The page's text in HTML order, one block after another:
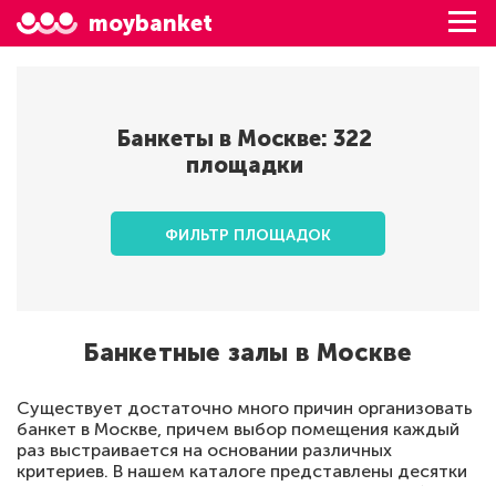
moybanket
Банкеты в Москве: 322
площадки
ФИЛЬТР ПЛОЩАДОК
Банкетные залы в Москве
Существует достаточно много причин организовать
банкет в Москве, причем выбор помещения каждый
раз выстраивается на основании различных
критериев. В нашем каталоге представлены десятки